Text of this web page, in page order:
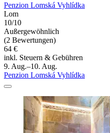
Penzion Lomská Vyhlídka
Lom
10/10
Außergewöhnlich
(2 Bewertungen)
64 €
inkl. Steuern & Gebühren
9. Aug.–10. Aug.
Penzion Lomská Vyhlídka